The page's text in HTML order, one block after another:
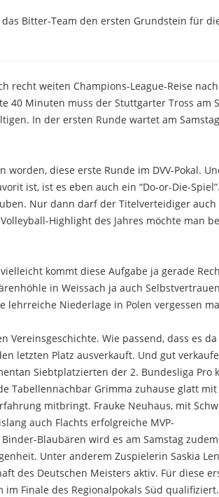
Bitter-Team den ersten Grundstein für
recht weiten Champions-League-Reise
40 Minuten muss der Stuttgarter Tross am
In der ersten Runde wartet am
diese erste Runde im DVV-Pokal.
ist, ist es eben auch ein “Do-or-Die-
Nur dann darf der Titelverteidiger
Highlight des Jahres möchte man
kommt diese Aufgabe ja gerade
in Weissach ja auch
lehrreiche Niederlage in Polen vergessen
Vereinsgeschichte. Wie passend, dass es
letzten Platz ausverkauft. Und gut
Siebtplatzierten der 2. Bundesliga Pro
Tabellennachbar Grimma zuhause glatt mit
mitbringt. Frauke Neuhaus, mit
auch Flachts erfolgreiche MVP-
Blaubären wird es am Samstag zudem
Unter anderem Zuspielerin Saskia
des Deutschen Meisters aktiv. Für diese
Finale des Regionalpokals Süd